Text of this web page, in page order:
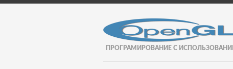
ПРОГРАМИРОВАНИЕ С